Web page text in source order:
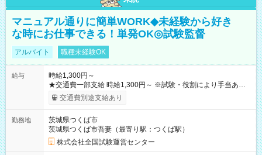
マニュアル通りに簡単WORK◆未経験から好き
な時にお仕事できる！単発OK◎試験監督
アルバイト 職種未経験OK
給与
時給1,300円～
★交通費一部支給 時給1,300円～ ※試験・役割により手当あり
※勤務回数により昇給あり 【即給（前払い）オプションあ
り！】 希望される場合、勤務から1週間ほどで給与の一部を受け
例】 ・河合塾模擬試験 8:30～17:30（休憩1時間） 時給1,300円
×8時間＝日収10,400円＋交通費 ※当日の役割により時給＋100
円の場合あり ・国家試験 7:00～13:30（休憩なし） 時給1,300
円（役割手当＋100円）×6時間＝日収8,400円＋交通費 【試用期
交通費別途支給あり
勤務地
茨城県つくば市
茨城県つくば市吾妻（最寄り駅：つくば駅）
株式会社全国試験運営センター